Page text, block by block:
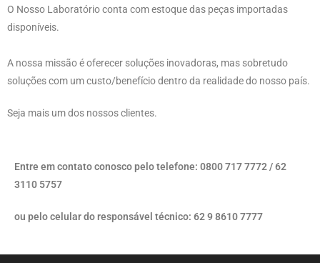
O Nosso Laboratório conta com estoque das peças importadas
disponíveis.
A nossa missão é oferecer soluções inovadoras, mas sobretudo
soluções com um custo/benefício dentro da realidade do nosso país.
Seja mais um dos nossos clientes.
Entre em contato conosco pelo telefone: 0800 717 7772 / 62
3110 5757
ou pelo celular do responsável técnico: 62 9 8610 7777